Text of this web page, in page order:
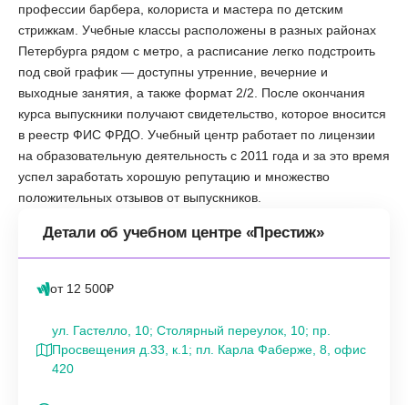
профессии барбера, колориста и мастера по детским
стрижкам. Учебные классы расположены в разных районах
Петербурга рядом с метро, а расписание легко подстроить
под свой график — доступны утренние, вечерние и
выходные занятия, а также формат 2/2. После окончания
курса выпускники получают свидетельство, которое вносится
в реестр ФИС ФРДО. Учебный центр работает по лицензии
на образовательную деятельность с 2011 года и за это время
успел заработать хорошую репутацию и множество
положительных отзывов от выпускников.
Детали об учебном центре «Престиж»
от 12 500₽
ул. Гастелло, 10; Столярный переулок, 10; пр.
Просвещения д.33, к.1; пл. Карла Фаберже, 8, офис
420